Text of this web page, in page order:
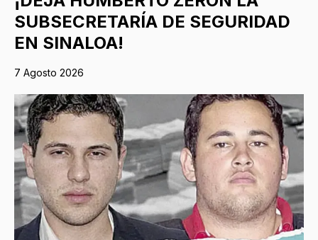
SUBSECRETARÍA DE SEGURIDAD
EN SINALOA!
7 Agosto 2026